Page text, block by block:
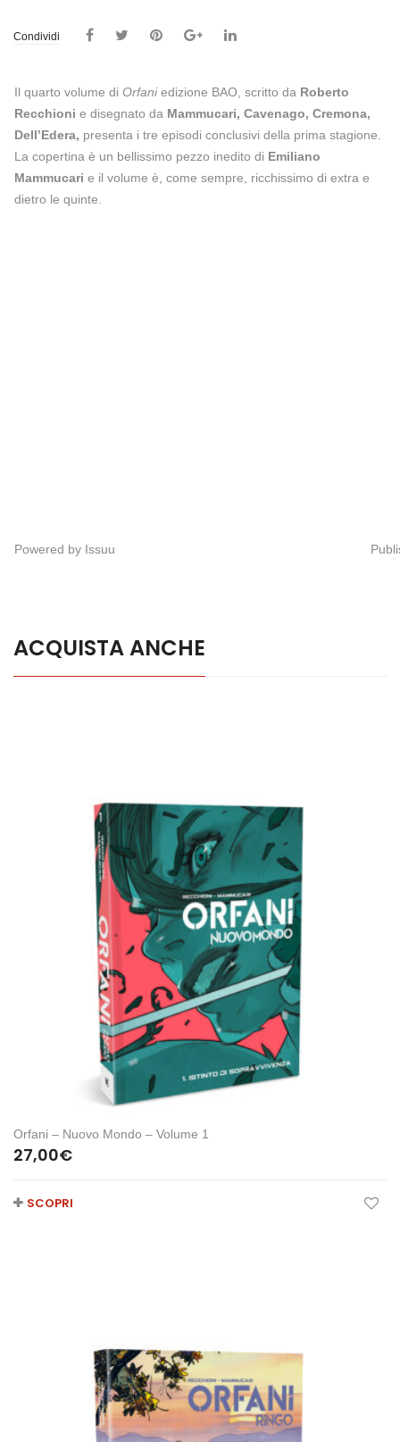
Condividi
Il quarto volume di Orfaniedizione BAO, scritto da Roberto
Recchioni e disegnato da Mammucari, Cavenago, Cremona,
Dell’Edera, presenta i tre episodi conclusivi della prima stagione.
La copertina è un bellissimo pezzo inedito di Emiliano
Mammucari e il volume è, come sempre, ricchissimo di extra e
dietro le quinte.
Powered by Issuu
ACQUISTA ANCHE
Orfani – Nuovo Mondo – Volume 1
27,00€
SCOPRI